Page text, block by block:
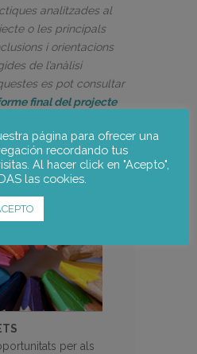
analitzades al
o les principals
i orientacions
de l’anàlisi
es pot consultar
final del projecte
sobre el projecte:
per als
página para ofrecer una
recordando tus
Al hacer click en "Acepto",
las cookies.